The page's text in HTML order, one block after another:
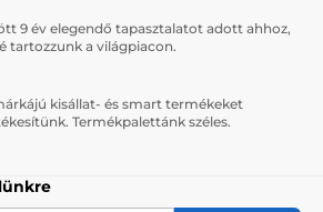
9 év elegendő tapasztalatot adott ahhoz,
tartozzunk a világpiacon.
kisállat- és smart termékeket
Termékpalettánk széles.